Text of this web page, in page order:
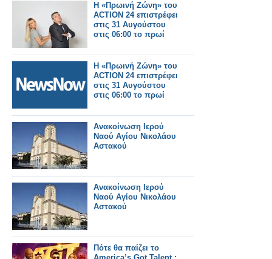
Η «Πρωινή Ζώνη» του
ACTION 24 επιστρέφει
στις 31 Αυγούστου
στις 06:00 το πρωί
Η «Πρωινή Ζώνη» του
ACTION 24 επιστρέφει
στις 31 Αυγούστου
στις 06:00 το πρωί
Ανακοίνωση Ιερού
Ναού Αγίου Νικολάου
Αστακού
Ανακοίνωση Ιερού
Ναού Αγίου Νικολάου
Αστακού
Πότε θα παίζει το